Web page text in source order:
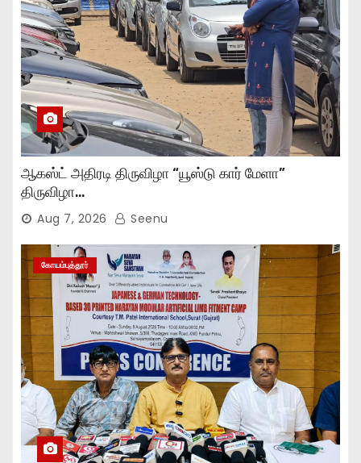
ஆகஸ்ட் அதிரடி திருவிழா “யூஸ்டு கார் மேளா”
திருவிழா…
Aug 7, 2026 Seenu
கோயம்புத்தூர்